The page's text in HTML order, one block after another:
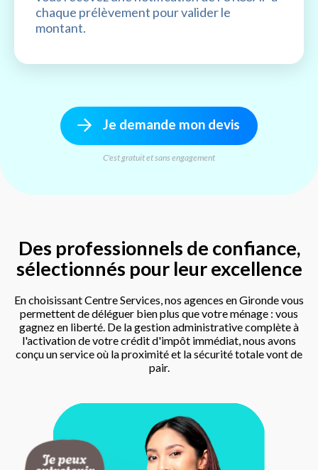
chaque prélèvement pour valider le
montant.
Je demande mon devis
C'est gratuit et sans engagement
Des professionnels de confiance,
sélectionnés pour leur excellence
En choisissant Centre Services, nos agences en Gironde vous
permettent de déléguer bien plus que votre ménage : vous
gagnez en liberté. De la gestion administrative complète à
l'activation de votre crédit d'impôt immédiat, nous avons
conçu un service où la proximité et la sécurité totale vont de
pair.